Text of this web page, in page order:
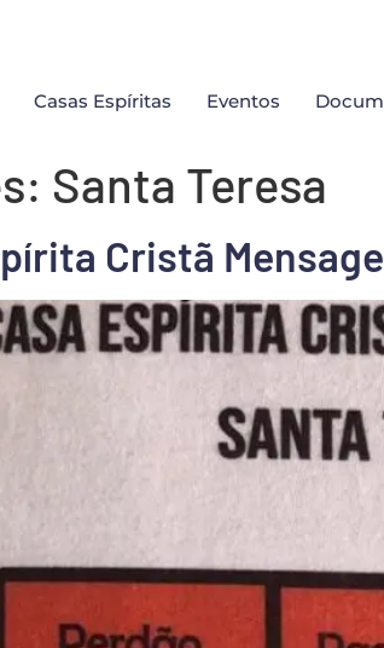
Casas Espíritas Eventos
Santa Teresa
Cristã